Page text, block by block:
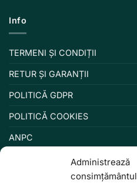
Administrează
consimțământul
Info
TERMENI ȘI CONDIȚII
RETUR ȘI GARANȚII
POLITICĂ GDPR
POLITICĂ COOKIES
ANPC